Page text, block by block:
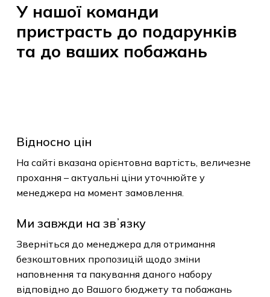
До Магазину
У нашої команди
пристрасть до подарунків
та до ваших побажань
Відносно цін
На сайті вказана орієнтовна вартість, величезне
прохання – актуальні ціни уточнюйте у
менеджера на момент замовлення.
Ми завжди на звʼязку
Зверніться до менеджера для отримання
безкоштовних пропозицій щодо зміни
наповнення та пакування даного набору
відповідно до Вашого бюджету та побажань